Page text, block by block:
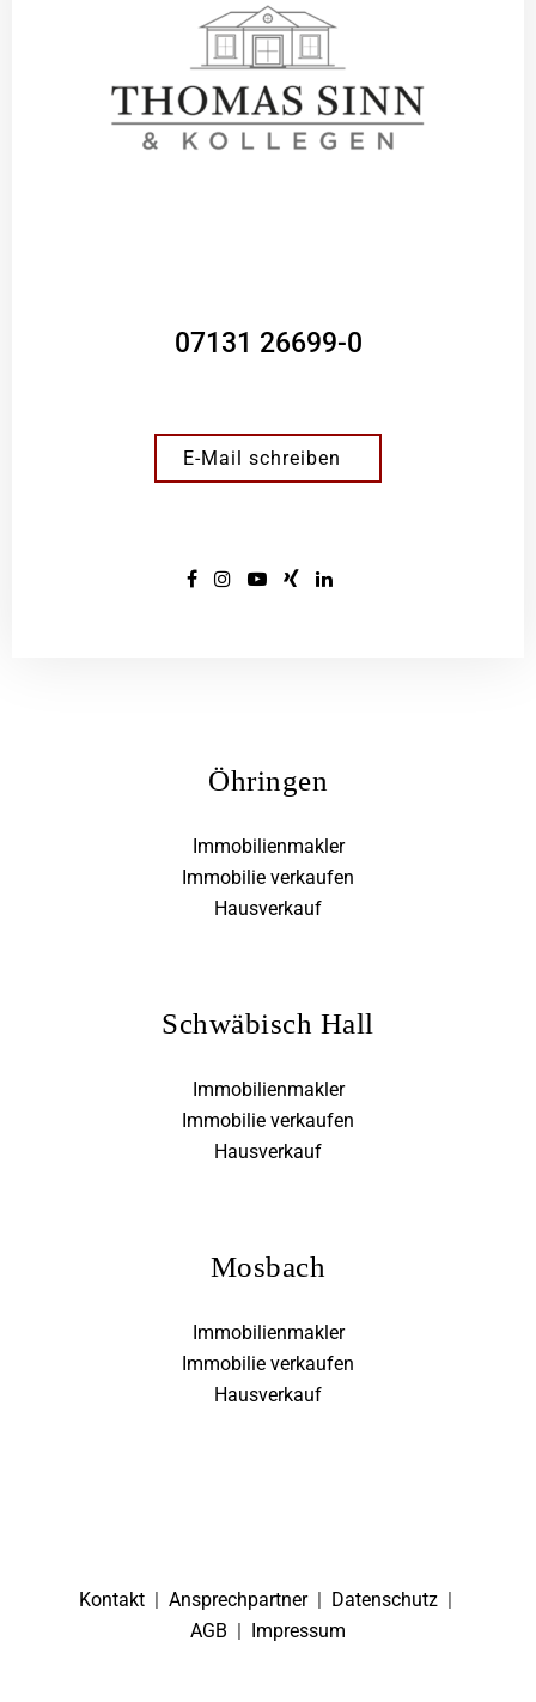
07131 26699-0
E-Mail schreiben
Öhringen
Immobilienmakler
Immobilie verkaufen
Hausverkauf
Schwäbisch Hall
Immobilienmakler
Immobilie verkaufen
Hausverkauf
Mosbach
Immobilienmakler
Immobilie verkaufen
Hausverkauf
Kontakt Ansprechpartner| Datenschutz
AGB
Impressum